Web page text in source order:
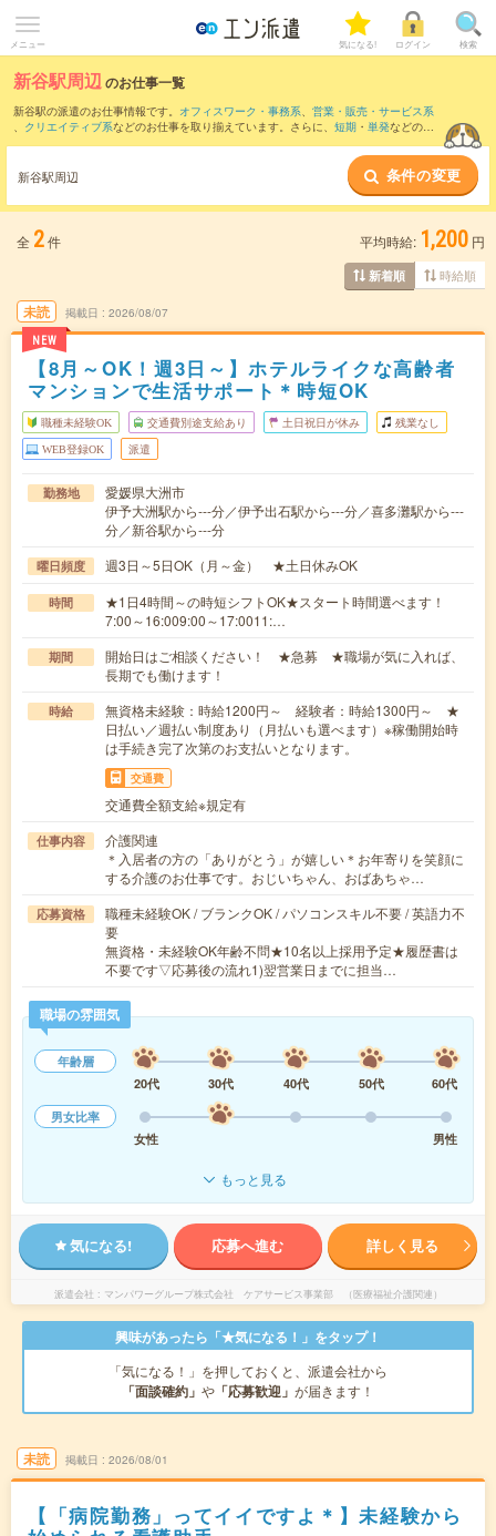
メニュー 気になる! ログイン 検索
新谷駅周辺のお仕事一覧
新谷駅の派遣のお仕事情報です。 オフィスワーク・事務系、 営業・販売・サービス系
、 クリエイティブ系などのお仕事を取り揃えています。さらに、 短期 ・ 単発などの期
また、伊予大洲駅
など近隣駅のお仕事もご
確認いただけます。
新谷駅周辺 条件の変更
全 2件 平均時給: 1,200 円
新着順 時給順
未読
NEW
掲載日 2026/08/07
【8月～OK！週3日～】ホテルライクな高齢者
マンションで生活サポート＊時短OK
職種未経験OK 交通費別途支給あり 土日祝日が休み 残業なし
WEB登録OK 派遣
勤務地
愛媛県大洲市
伊予大洲駅から---分／伊予出石駅から---分／喜多灘駅から---
分／新谷駅から---分
曜日頻度 週3日～5日OK（月～金） ★土日休みOK
時間
★1日4時間～の時短シフトOK★スタート時間選べます！
7:00～16:009:00～17:0011:…
期間
開始日はご相談ください！ ★急募 ★職場が気に入れば、
長期でも働けます！
時給
無資格未経験：時給1200円～ 経験者：時給1300円～ ★
日払い／週払い制度あり（月払いも選べます）※稼働開始時
は手続き完了次第のお支払いとなります。
交通費
交通費全額支給※規定有
仕事内容
介護関連
＊入居者の方の「ありがとう」が嬉しい＊お年寄りを笑顔に
する介護のお仕事です。おじいちゃん、おばあちゃ…
応募資格
職種未経験OK / ブランクOK / パソコンスキル不要 / 英語力不
要
無資格・未経験OK年齢不問★10名以上採用予定★履歴書は
不要です▽応募後の流れ1)翌営業日までに担当…
職場の雰囲気
年齢層
20代
30代 40代 50代
60代
男女比率
女性
男性
もっと見る
気になる! 応募へ進む 詳しく見る
派遣会社 マンパワーグループ株式会社 ケアサービス事業部 （医療福祉介護関連）
興味があったら「★気になる！」をタップ！
「気になる！」を押しておくと、派遣会社から
「面談確約」 や 「応募歓迎」 が届きます！
未読 掲載日 2026/08/01
【「病院勤務」ってイイですよ＊】未経験から